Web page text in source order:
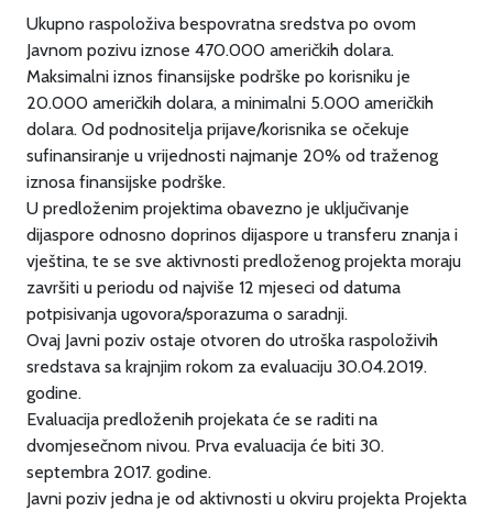
Ukupno raspoloživa bespovratna sredstva po ovom
Javnom pozivu iznose 470.000 američkih dolara.
Maksimalni iznos finansijske podrške po korisniku je
20.000 američkih dolara, a minimalni 5.000 američkih
dolara. Od podnositelja prijave/korisnika se očekuje
sufinansiranje u vrijednosti najmanje 20% od traženog
iznosa finansijske podrške.
U predloženim projektima obavezno je uključivanje
dijaspore odnosno doprinos dijaspore u transferu znanja i
vještina, te se sve aktivnosti predloženog projekta moraju
završiti u periodu od najviše 12 mjeseci od datuma
potpisivanja ugovora/sporazuma o saradnji.
Ovaj Javni poziv ostaje otvoren do utroška raspoloživih
sredstava sa krajnjim rokom za evaluaciju 30.04.2019.
godine.
Evaluacija predloženih projekata će se raditi na
dvomjesečnom nivou. Prva evaluacija će biti 30.
septembra 2017. godine.
Javni poziv jedna je od aktivnosti u okviru projekta Projekta